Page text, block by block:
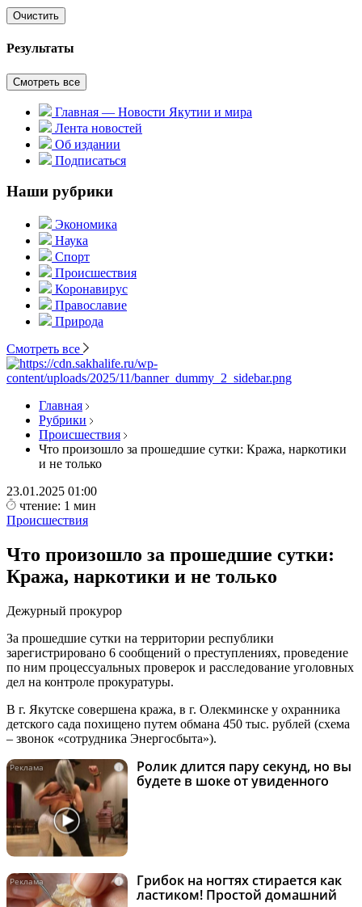
Очистить
Результаты
Смотреть все
Главная — Новости Якутии и мира
Лента новостей
Об издании
Подписаться
Наши рубрики
Экономика
Наука
Спорт
Происшествия
Коронавирус
Православие
Природа
Смотреть все
Главная
Рубрики
Происшествия
Что произошло за прошедшие сутки: Кража, наркотики
и не только
23.01.2025 01:00
чтение: 1 мин
Происшествия
Что произошло за прошедшие сутки:
Кража, наркотики и не только
Дежурный прокурор
За прошедшие сутки на территории республики
зарегистрировано 6 сообщений о преступлениях, проведение
по ним процессуальных проверок и расследование уголовных
дел на контроле прокуратуры.
В г. Якутске совершена кража, в г. Олекминске у охранника
детского сада похищено путем обмана 450 тыс. рублей (схема
– звонок «сотрудника Энергосбыта»).
i
Ролик длится пару секунд, но вы
будете в шоке от увиденного
i
Грибок на ногтях стирается как
ластиком! Простой домашний